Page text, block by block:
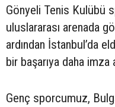
Gönyeli Tenis Kulübü
uluslararası arenada
ardından İstanbul’da
bir başarıya daha imza
Genç sporcumuz,